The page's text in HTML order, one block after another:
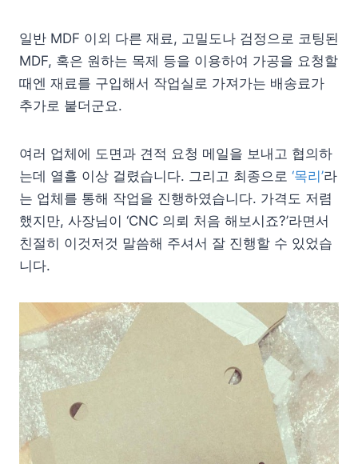
일반 MDF 이외 다른 재료, 고밀도나 검정으로 코팅된
MDF, 혹은 원하는 목제 등을 이용하여 가공을 요청할
때엔 재료를 구입해서 작업실로 가져가는 배송료가
추가로 붙더군요.
여러 업체에 도면과 견적 요청 메일을 보내고 협의하
는데 열흘 이상 걸렸습니다. 그리고 최종으로 ‘목리’라
는 업체를 통해 작업을 진행하였습니다. 가격도 저렴
했지만, 사장님이 ‘CNC 의뢰 처음 해보시죠?’라면서
친절히 이것저것 말씀해 주셔서 잘 진행할 수 있었습
니다.